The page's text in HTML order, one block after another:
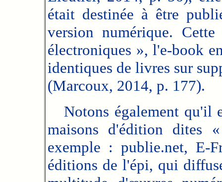
était destinée à être
version numérique.
électroniques », l'e-book
identiques de livres sur
(Marcoux, 2014, p. 177).
Notons également qu'il
maisons d'édition dites
exemple : publie.net, E-
éditions de l'épi, qui